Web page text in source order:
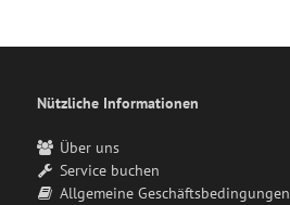
Nützliche Informationen
Über uns
Service buchen
Allgemeine Geschäftsbedingungen